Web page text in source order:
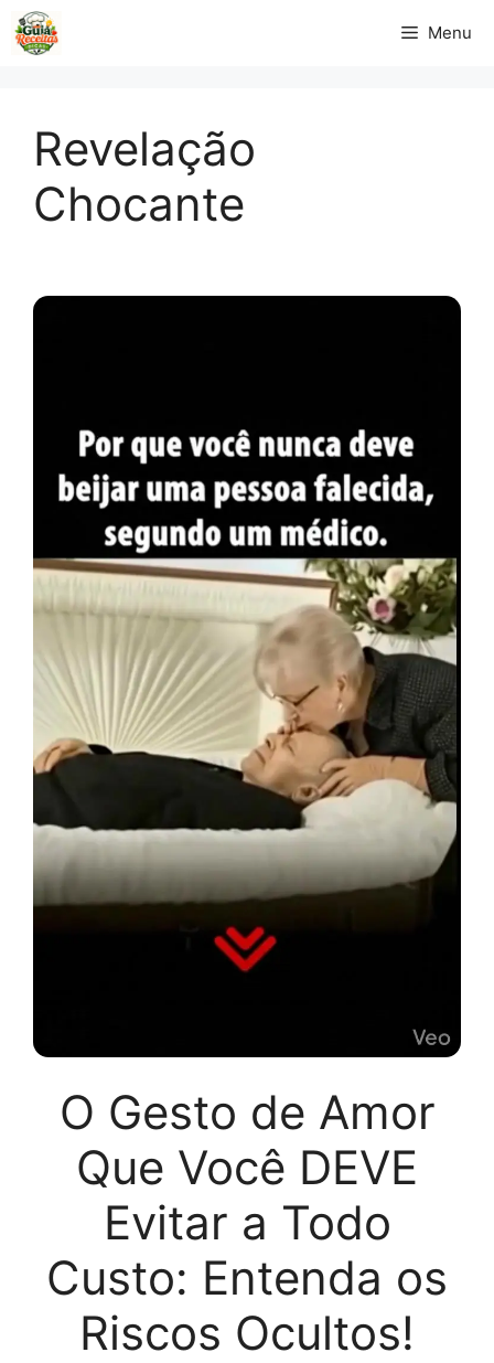
Pular
para
Menu
Revelação
Chocante
O Gesto de Amor
Que Você DEVE
Evitar a Todo
Custo: Entenda os
Riscos Ocultos!